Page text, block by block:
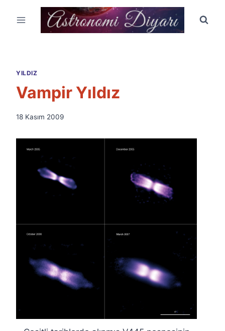
YILDIZ
Vampir Yıldız
By
Fuat
Özyar
18 Kasım 2009